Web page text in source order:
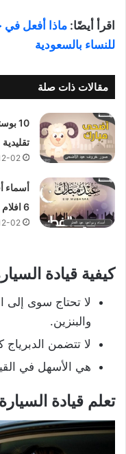
اقرأ أيضًا: ماذا أفعل في
للنساء بالسعودية
مقالات ذات صلة
تقليدية
02
6 افلام في السينما
02
كيفية قيادة
لا تحتاج سوى
والبنزين.
لا تتضمن الدبرياج
هي الأسهل في
تعلم قيادة